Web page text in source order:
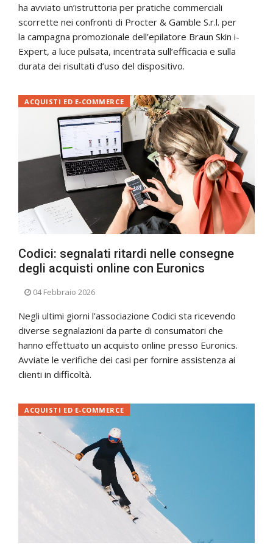
ha avviato un’istruttoria per pratiche commerciali
scorrette nei confronti di Procter & Gamble S.r.l. per
la campagna promozionale dell’epilatore Braun Skin i-
Expert, a luce pulsata, incentrata sull’efficacia e sulla
durata dei risultati d’uso del dispositivo.
Codici: segnalati ritardi nelle consegne
degli acquisti online con Euronics
ACQUISTI ED E-COMMERCE
04 Febbraio 2026
Negli ultimi giorni l’associazione Codici sta ricevendo
diverse segnalazioni da parte di consumatori che
hanno effettuato un acquisto online presso Euronics.
Avviate le verifiche dei casi per fornire assistenza ai
clienti in difficoltà.
ACQUISTI ED E-COMMERCE